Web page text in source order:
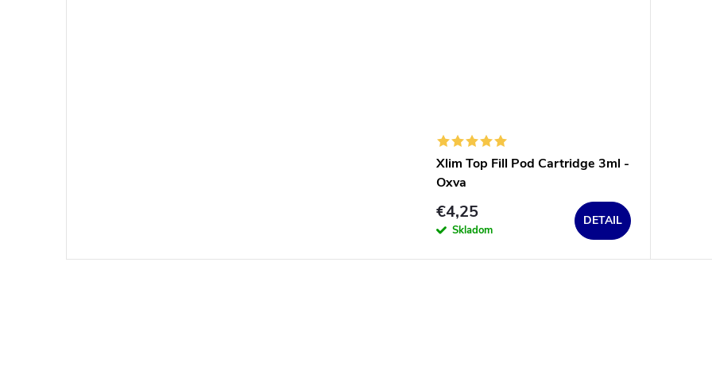
Xlim Top Fill Pod Cartridge 3ml -
Oxva
€4,25
Skladom
DETAIL